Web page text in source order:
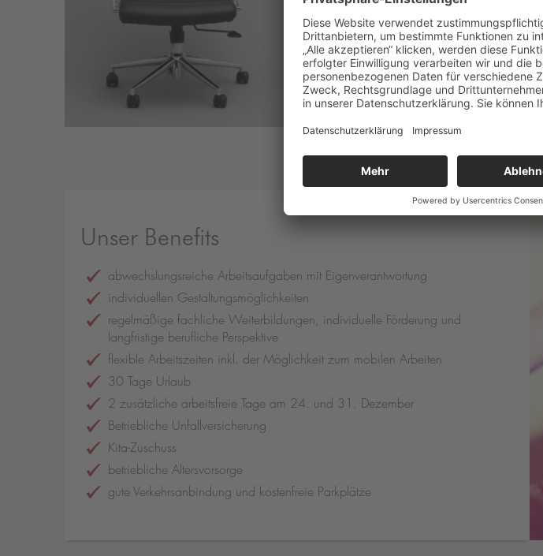
Unser Benefits
abwechslungsreiche Arbeitsaufgaben mit Eigenverantwortung
individuellen Gestaltungsmöglichkeiten
regelmäßige fachliche Weiterbildungen, individuelle Förderung und
langfristige berufliche Perspektive
flexible Arbeitszeiten inkl. der Möglichkeit zum mobilen Arbeiten
30 Tage Urlaub
2 zusätzliche arbeitsfreie Tage am 24. und 31. Dezember
Betriebliche Unfallversicherung
Kita-Zuschuss
betriebliche Altersvorsorge
gute Verkehrsanbindung und kostenfreie Parkplätze